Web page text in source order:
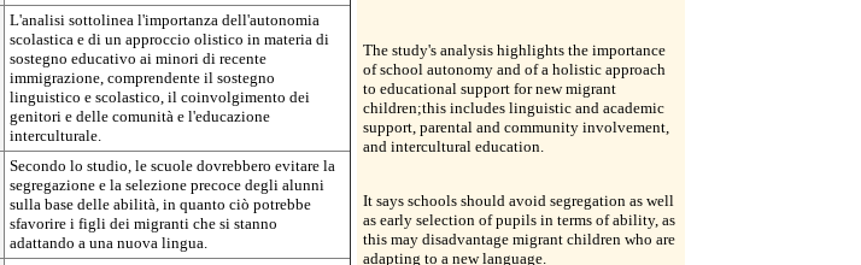
L'analisi sottolinea l'importanza dell'autonomia
scolastica e di un approccio olistico in materia di
sostegno educativo ai minori di recente
immigrazione, comprendente il sostegno
linguistico e scolastico, il coinvolgimento dei
genitori e delle comunità e l'educazione
interculturale.
Secondo lo studio, le scuole dovrebbero evitare la
segregazione e la selezione precoce degli alunni
sulla base delle abilità, in quanto ciò potrebbe
sfavorire i figli dei migranti che si stanno
adattando a una nuova lingua.
The study's analysis highlights the importance
of school autonomy and of a holistic approach
to educational support for new migrant
children;this includes linguistic and academic
support, parental and community involvement,
and intercultural education.
It says schools should avoid segregation as well
as early selection of pupils in terms of ability, as
this may disadvantage migrant children who are
adapting to a new language.